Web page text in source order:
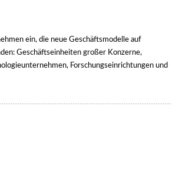
ein, die neue Geschäftsmodelle auf
Geschäftseinheiten großer Konzerne,
Forschungseinrichtungen und